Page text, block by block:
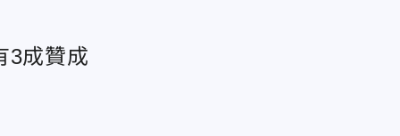
3成贊成